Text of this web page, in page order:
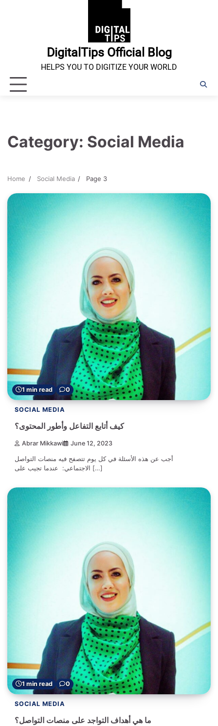
DigitalTips Official Blog
HELPS YOU TO DIGITIZE YOUR WORLD
Category: Social Media
Home Social Media Page 3
1 min read 0
SOCIAL MEDIA
كيف أتابع التفاعل وأطور المحتوى؟
Abrar Mikkawi June 12, 2023
أجب عن هذه الأسئلة في كل يوم تتصفح فيه منصات التواصل
الاجتماعي: عندما تجيب على […]
1 min read 0
SOCIAL MEDIA
ما هي أهداف التواجد على منصات التواصل؟